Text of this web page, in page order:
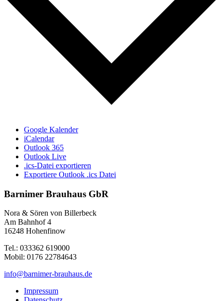
Google Kalender
iCalendar
Outlook 365
Outlook Live
.ics-Datei exportieren
Exportiere Outlook .ics Datei
Barnimer Brauhaus GbR
Nora & Sören von Billerbeck
Am Bahnhof 4
16248 Hohenfinow
Tel.: 033362 619000
Mobil: 0176 22784643
info@barnimer-brauhaus.de
Impressum